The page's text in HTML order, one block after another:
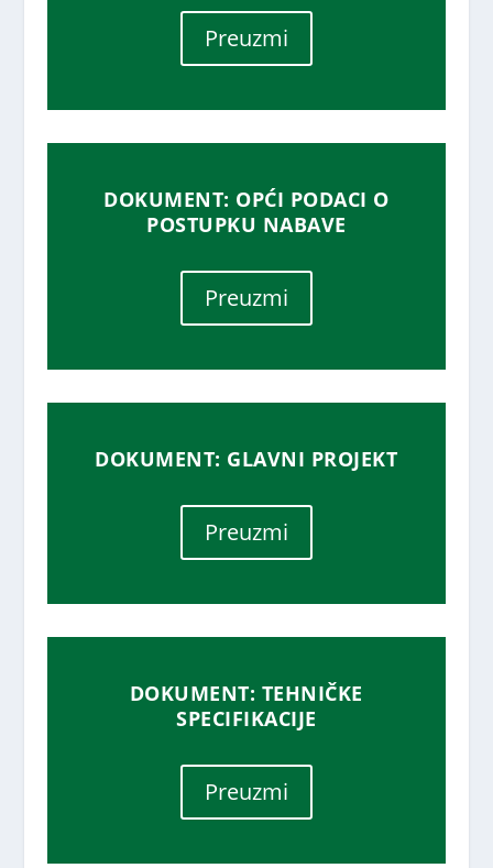
Preuzmi
DOKUMENT: OPĆI PODACI O
POSTUPKU NABAVE
Preuzmi
DOKUMENT: GLAVNI PROJEKT
Preuzmi
DOKUMENT: TEHNIČKE
SPECIFIKACIJE
Preuzmi